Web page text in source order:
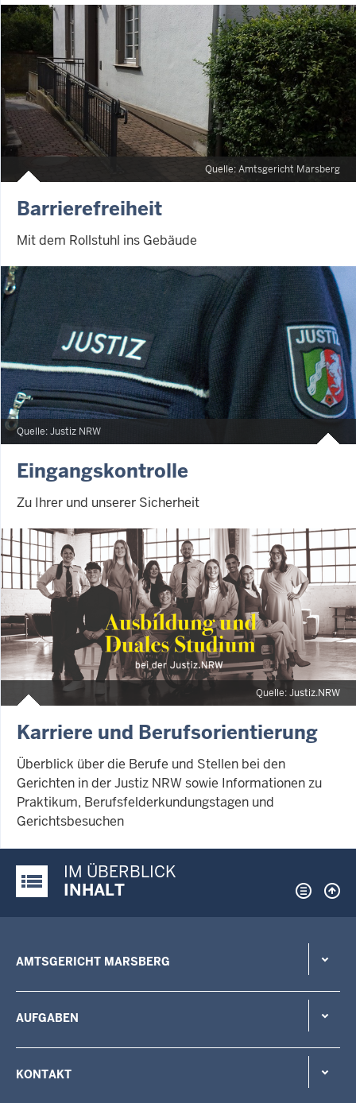
Quelle: Amtsgericht Marsberg
Barrierefreiheit
Mit dem Rollstuhl ins Gebäude
Quelle: Justiz NRW
Eingangskontrolle
Zu Ihrer und unserer Sicherheit
Quelle: Justiz.NRW
Karriere und Berufsorientierung
Überblick über die Berufe und Stellen bei den
Gerichten in der Justiz NRW sowie Informationen zu
Praktikum, Berufsfelderkundungstagen und
Gerichtsbesuchen
Justiz-Portal im Überblick:
IM ÜBERBLICK
INHALT
AMTSGERICHT MARSBERG
AUFGABEN
KONTAKT